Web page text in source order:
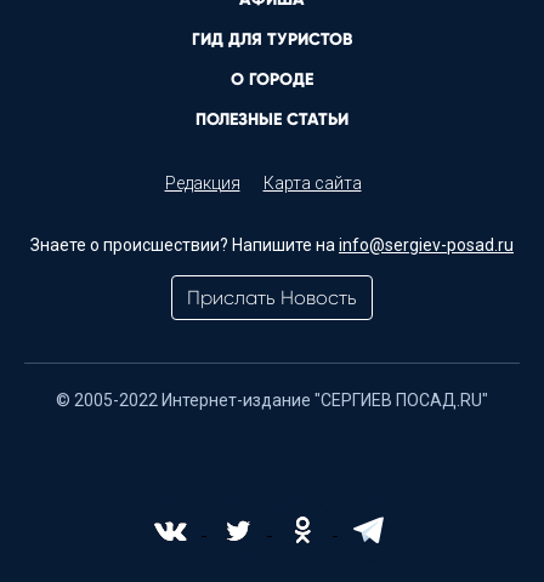
ГИД ДЛЯ ТУРИСТОВ
О ГОРОДЕ
ПОЛЕЗНЫЕ СТАТЬИ
Редакция Карта сайта
Знаете о происшествии? Напишите на info@sergiev-posad.ru
Прислать Новость
© 2005-2022 Интернет-издание "СЕРГИЕВ ПОСАД.RU"